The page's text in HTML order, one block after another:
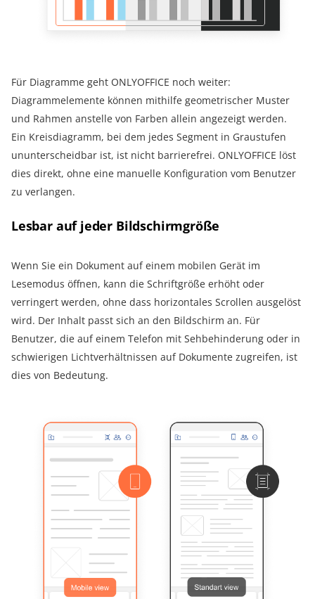
Für Diagramme geht ONLYOFFICE noch weiter:
Diagrammelemente können mithilfe geometrischer Muster
und Rahmen anstelle von Farben allein angezeigt werden.
Ein Kreisdiagramm, bei dem jedes Segment in Graustufen
ununterscheidbar ist, ist nicht barrierefrei. ONLYOFFICE löst
dies direkt, ohne eine manuelle Konfiguration vom Benutzer
zu verlangen.
Lesbar auf jeder Bildschirmgröße
Wenn Sie ein Dokument auf einem mobilen Gerät im
Lesemodus öffnen, kann die Schriftgröße erhöht oder
verringert werden, ohne dass horizontales Scrollen ausgelöst
wird. Der Inhalt passt sich an den Bildschirm an. Für
Benutzer, die auf einem Telefon mit Sehbehinderung oder in
schwierigen Lichtverhältnissen auf Dokumente zugreifen, ist
dies von Bedeutung.